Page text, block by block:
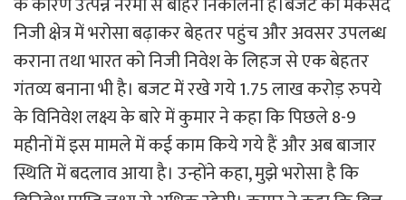
निजी क्षेत्र में भरोसा बढ़ाकर बेहतर पहुंच और अवसर उपलब्ध
कराना तथा भारत को निजी निवेश के लिहज से एक बेहतर
गंतव्य बनाना भी है। बजट में रखे गये 1.75 लाख करोड़ रुपये
के विनिवेश लक्ष्य के बारे में कुमार ने कहा कि पिछले 8-9
महीनों में इस मामले में कई काम किये गये हैं और अब बाजार
स्थिति में बदलाव आया है। उन्होंने कहा, मुझे भरोसा है कि